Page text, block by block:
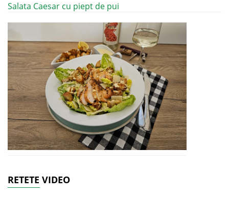
Salata Caesar cu piept de pui
RETETE VIDEO